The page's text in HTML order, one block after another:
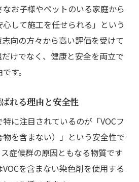
お子様やペットのいる家庭から
心して施工を任せられる」という
向の方々から高い評価を受けて
けでなく、健康と安全を両立で
す。
れる理由と安全性
に注目されているのが「VOCフ
を含まない）」という安全性で
症候群の原因ともなる物質です
を含まない染色剤を使用する